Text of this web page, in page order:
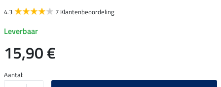
4.3 7 Klantenbeoordeling
Leverbaar
15,90 €
Aantal: